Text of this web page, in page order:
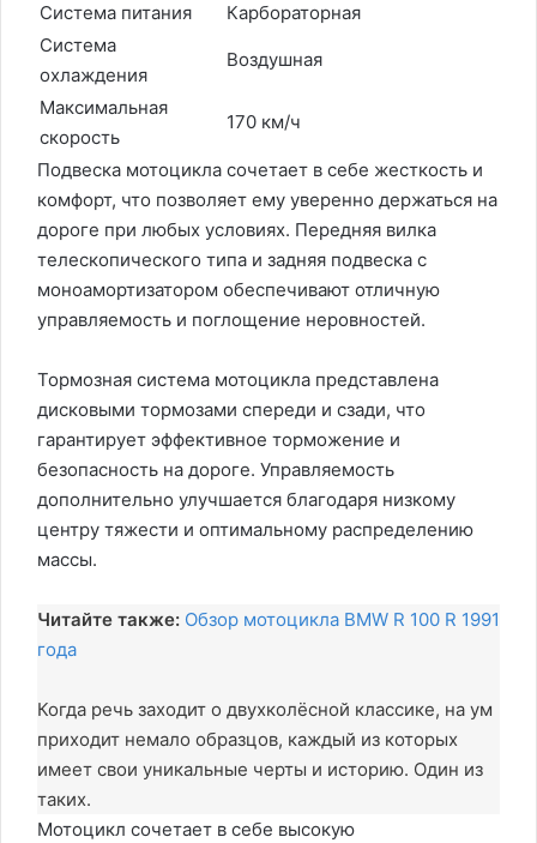
Система питания
Карбораторная
Система
охлаждения
Воздушная
Максимальная
скорость
170 км/ч
Подвеска мотоцикла сочетает в себе жесткость и
комфорт, что позволяет ему уверенно держаться на
дороге при любых условиях. Передняя вилка
телескопического типа и задняя подвеска с
моноамортизатором обеспечивают отличную
управляемость и поглощение неровностей.
Тормозная система мотоцикла представлена
дисковыми тормозами спереди и сзади, что
гарантирует эффективное торможение и
безопасность на дороге. Управляемость
дополнительно улучшается благодаря низкому
центру тяжести и оптимальному распределению
массы.
Читайте также: Обзор мотоцикла BMW R 100 R 1991
года
Когда речь заходит о двухколёсной классике, на ум
приходит немало образцов, каждый из которых
имеет свои уникальные черты и историю. Один из
таких.
Мотоцикл сочетает в себе высокую